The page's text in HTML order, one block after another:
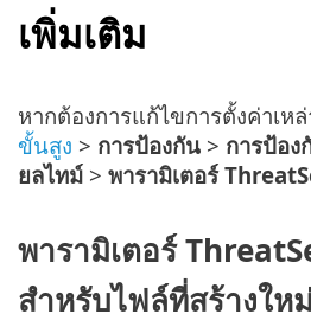
เพิ่มเติม
หากต้องการแก้ไขการตั้งค่าเห
ขั้นสูง > การป้องกัน > การป้อง
ยลไทม์ > พารามิเตอร์
พารามิเตอร์
สำหรับไฟล์ที่สร้างให